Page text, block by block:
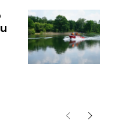
artykułu: